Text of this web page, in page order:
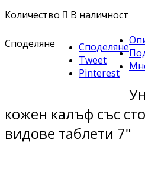
Количество  В наличност
Споделяне
Споделяне
Tweet
Pinterest
кожен калъф със
видове таблети 7"